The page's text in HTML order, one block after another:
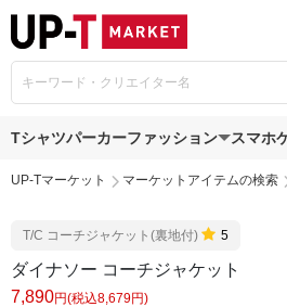
Tシャツパーカーファッション スマホ
UP-Tマーケット マーケットアイテムの検索
T/C コーチジャケット(裏地付) 5
ダイナソー コーチジャケット
7,890円(税込8,679円)